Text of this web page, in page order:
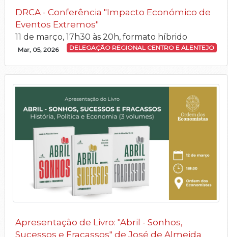
DRCA - Conferência "Impacto Económico de
Eventos Extremos"
11 de março, 17h30 às 20h, formato híbrido
Mar, 05, 2026 DELEGAÇÃO REGIONAL CENTRO E ALENTEJO
Apresentação de Livro: "Abril - Sonhos,
Sucessos e Fracassos" de José de Almeida